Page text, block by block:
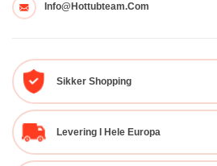
Info@hottubteam.com
Sikker Shopping
Levering I Hele Europa